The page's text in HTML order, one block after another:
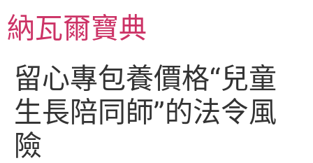
至
主納瓦爾寶典
留心專包養價格“兒童
生長陪同師”的法令風
險